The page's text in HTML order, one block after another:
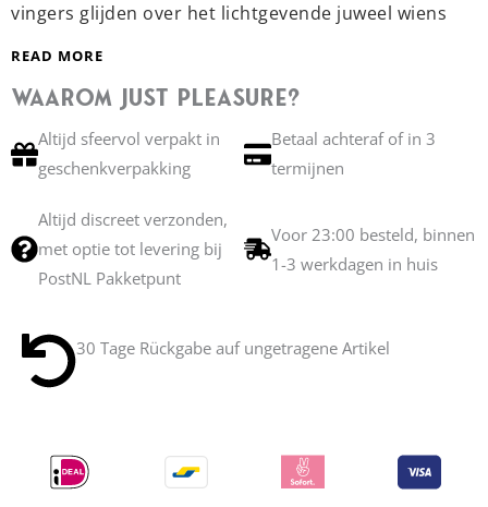
vingers glijden over het lichtgevende juweel wiens
dompelen de fonkelende druppel in de oceaan van je
geheimen.
string van een subliem erotisch gehalte, om te
bewaren voor unieke sensaties tijdens de liefde. Een
ronding van je billen siert…
Ontworpen door designer Sylvie Monthulé
Met de hand gemaakt in Frankrijk
Lees meer →
READ MORE
Waarom Just Pleasure?
Altijd sfeervol verpakt in
geschenkverpakking
Betaal achteraf of in 3
termijnen
Altijd discreet verzonden,
met optie tot levering bij
PostNL Pakketpunt
Voor 23:00 besteld, binnen
1-3 werkdagen in huis
30 Tage Rückgabe auf ungetragene Artikel